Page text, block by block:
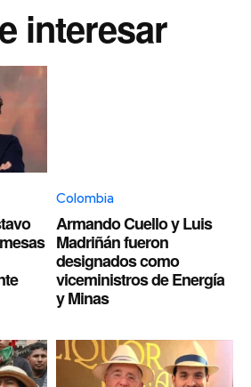
interesar
Colombia
Armando Cuello y Luis
Madriñán fueron
designados como
viceministros de Energía
y Minas